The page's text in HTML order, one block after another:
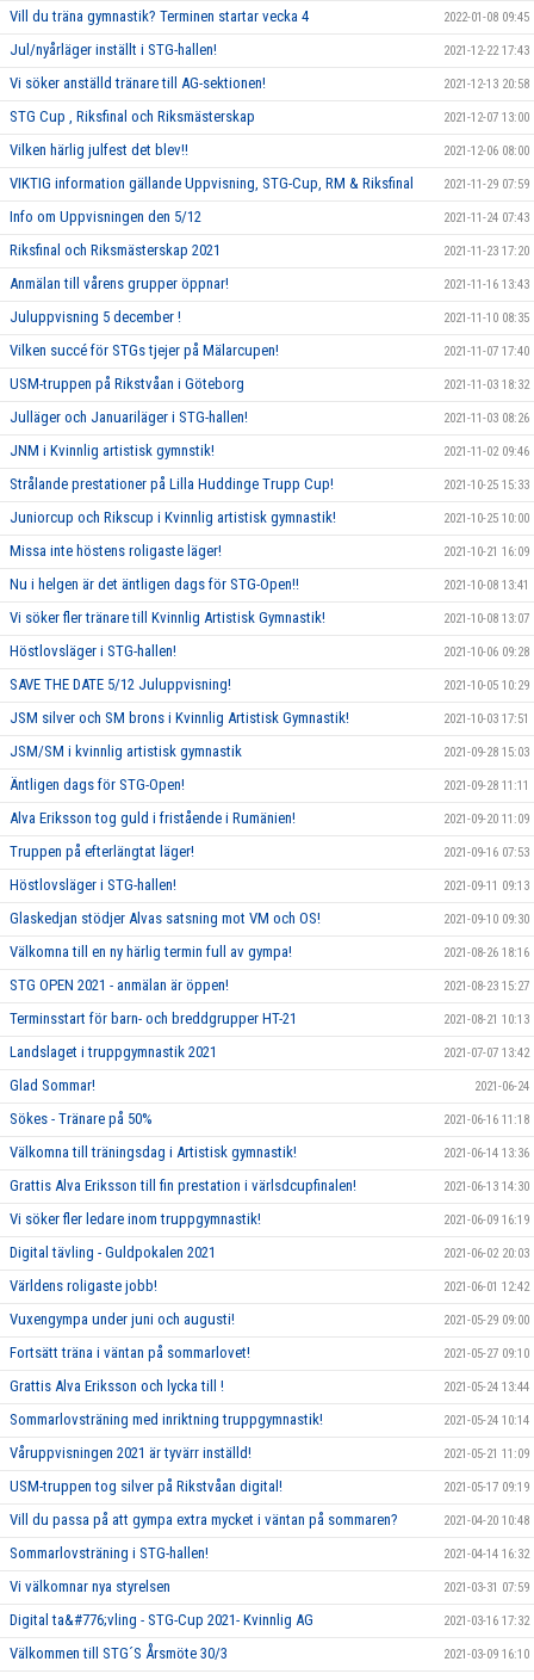
Vill du träna gymnastik? Terminen startar vecka 4 2022-01-08 09:45
Jul/nyårläger inställt i STG-hallen! 2021-12-22 17:43
Vi söker anställd tränare till AG-sektionen! 2021-12-13 20:58
STG Cup , Riksfinal och Riksmästerskap 2021-12-07 13:00
Vilken härlig julfest det blev!! 2021-12-06 08:00
VIKTIG information gällande Uppvisning, STG-Cup, RM & Riksfinal 2021-11-29 07:59
Info om Uppvisningen den 5/12 2021-11-24 07:43
Riksfinal och Riksmästerskap 2021 2021-11-23 17:20
Anmälan till vårens grupper öppnar! 2021-11-16 13:43
Juluppvisning 5 december ! 2021-11-10 08:35
Vilken succé för STGs tjejer på Mälarcupen! 2021-11-07 17:40
USM-truppen på Rikstvåan i Göteborg 2021-11-03 18:32
Julläger och Januariläger i STG-hallen! 2021-11-03 08:26
JNM i Kvinnlig artistisk gymnstik! 2021-11-02 09:46
Strålande prestationer på Lilla Huddinge Trupp Cup! 2021-10-25 15:33
Juniorcup och Rikscup i Kvinnlig artistisk gymnastik! 2021-10-25 10:00
Missa inte höstens roligaste läger! 2021-10-21 16:09
Nu i helgen är det äntligen dags för STG-Open!! 2021-10-08 13:41
Vi söker fler tränare till Kvinnlig Artistisk Gymnastik! 2021-10-08 13:07
Höstlovsläger i STG-hallen! 2021-10-06 09:28
SAVE THE DATE 5/12 Juluppvisning! 2021-10-05 10:29
JSM silver och SM brons i Kvinnlig Artistisk Gymnastik! 2021-10-03 17:51
JSM/SM i kvinnlig artistisk gymnastik 2021-09-28 15:03
Äntligen dags för STG-Open! 2021-09-28 11:11
Alva Eriksson tog guld i fristående i Rumänien! 2021-09-20 11:09
Truppen på efterlängtat läger! 2021-09-16 07:53
Höstlovsläger i STG-hallen! 2021-09-11 09:13
Glaskedjan stödjer Alvas satsning mot VM och OS! 2021-09-10 09:30
Välkomna till en ny härlig termin full av gympa! 2021-08-26 18:16
STG OPEN 2021 - anmälan är öppen! 2021-08-23 15:27
Terminsstart för barn- och breddgrupper HT-21 2021-08-21 10:13
Landslaget i truppgymnastik 2021 2021-07-07 13:42
Glad Sommar! 2021-06-24
Sökes - Tränare på 50% 2021-06-16 11:18
Välkomna till träningsdag i Artistisk gymnastik! 2021-06-14 13:36
Grattis Alva Eriksson till fin prestation i värlsdcupfinalen! 2021-06-13 14:30
Vi söker fler ledare inom truppgymnastik! 2021-06-09 16:19
Digital tävling - Guldpokalen 2021 2021-06-02 20:03
Världens roligaste jobb! 2021-06-01 12:42
Vuxengympa under juni och augusti! 2021-05-29 09:00
Fortsätt träna i väntan på sommarlovet! 2021-05-27 09:10
Grattis Alva Eriksson och lycka till ! 2021-05-24 13:44
Sommarlovsträning med inriktning truppgymnastik! 2021-05-24 10:14
Våruppvisningen 2021 är tyvärr inställd! 2021-05-21 11:09
USM-truppen tog silver på Rikstvåan digital! 2021-05-17 09:19
Vill du passa på att gympa extra mycket i väntan på sommaren? 2021-04-20 10:48
Sommarlovsträning i STG-hallen! 2021-04-14 16:32
Vi välkomnar nya styrelsen 2021-03-31 07:59
Digital ta&#776;vling - STG-Cup 2021- Kvinnlig AG 2021-03-16 17:32
Välkommen till STG´S Årsmöte 30/3 2021-03-09 16:10